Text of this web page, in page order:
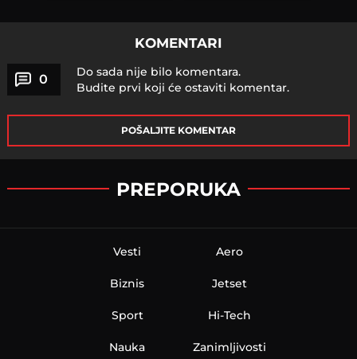
KOMENTARI
0
Do sada nije bilo komentara.
Budite prvi koji će ostaviti komentar.
POŠALJITE KOMENTAR
PREPORUKA
Vesti
Biznis
Sport
Nauka
Aero
Jetset
Hi-Tech
Zanimljivosti